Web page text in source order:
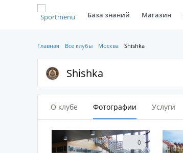
База знаний Магазин
Главная Все клубы Москва Shishka
Shishka
О клубе Фотографии Услуги
0